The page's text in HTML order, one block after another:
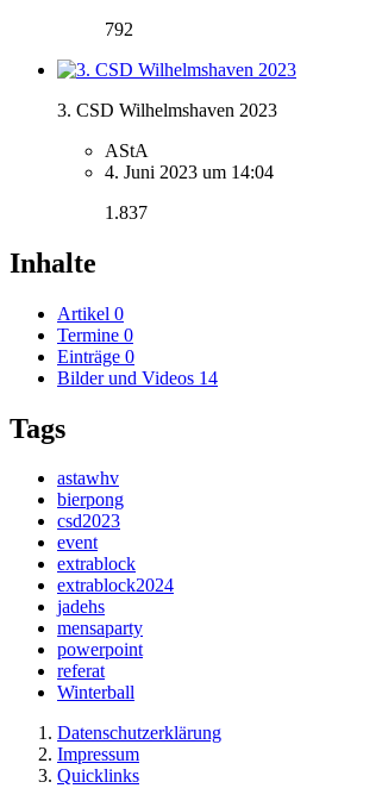
792
3. CSD Wilhelmshaven 2023
AStA
4. Juni 2023 um 14:04
1.837
Inhalte
Artikel 0
Termine 0
Einträge 0
Bilder und Videos 14
Tags
astawhv
bierpong
csd2023
event
extrablock
extrablock2024
jadehs
mensaparty
powerpoint
referat
Winterball
Datenschutzerklärung
Impressum
Quicklinks